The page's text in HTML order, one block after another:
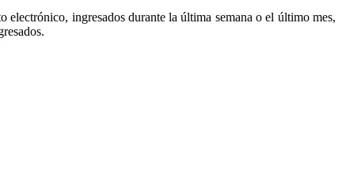
ingresados durante la última semana o el último mes,